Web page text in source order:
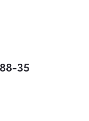
35